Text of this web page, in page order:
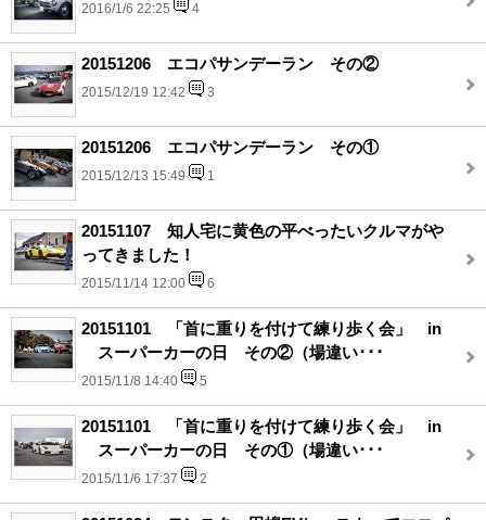
2016/1/6 22:25 4
20151206 エコパサンデーラン その②
2015/12/19 12:42 3
20151206 エコパサンデーラン その①
2015/12/13 15:49 1
20151107 知人宅に黄色の平べったいクルマがや
ってきました！
2015/11/14 12:00 6
20151101 「首に重りを付けて練り歩く会」 in
スーパーカーの日 その②（場違い･･･
2015/11/8 14:40 5
20151101 「首に重りを付けて練り歩く会」 in
スーパーカーの日 その①（場違い･･･
2015/11/6 17:37 2